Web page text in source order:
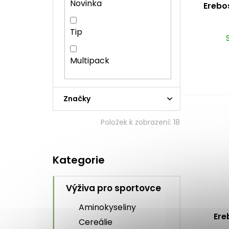
Novinka
Tip
Multipack
Značky
Položek k zobrazení: 18
kategorie
Kategorie
Výživa pro sportovce
Aminokyseliny
Cereálie